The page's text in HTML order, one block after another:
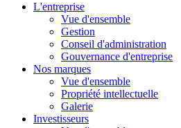
L'entreprise
Vue d'ensemble
Gestion
Conseil d'administration
Gouvernance d'entreprise
Nos marques
Vue d'ensemble
Propriété intellectuelle
Galerie
Investisseurs